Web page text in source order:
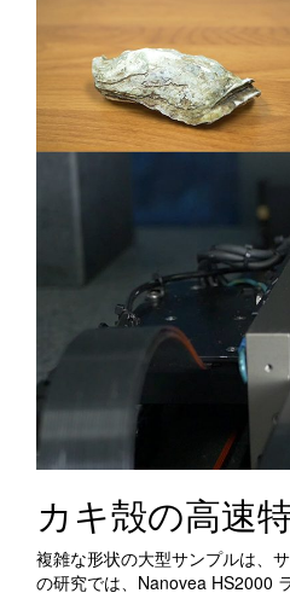
カキ殻の高速
複雑な形状の大型サンプルは、
の研究では、Nanovea HS2000